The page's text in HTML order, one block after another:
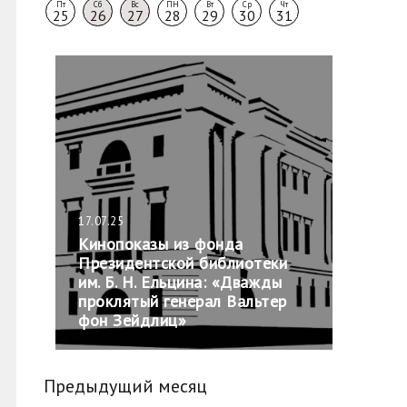
Пт
25
Сб
26
Вс
27
ПН
28
Вт
29
Ср
30
Чт
31
17.07.25
Кинопоказы из фонда
Президентской библиотеки
им. Б. Н. Ельцина: «Дважды
проклятый генерал Вальтер
фон Зейдлиц»
Предыдущий месяц